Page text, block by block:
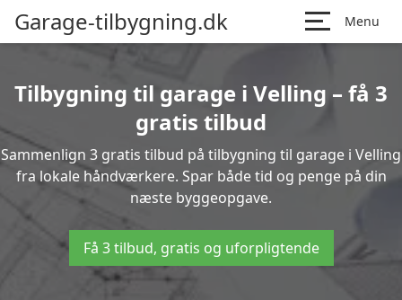
Garage-tilbygning.dk Menu
Tilbygning til garage i Velling – få 3
gratis tilbud
Sammenlign 3 gratis tilbud på tilbygning til garage i Velling
fra lokale håndværkere. Spar både tid og penge på din
næste byggeopgave.
Få 3 tilbud, gratis og uforpligtende